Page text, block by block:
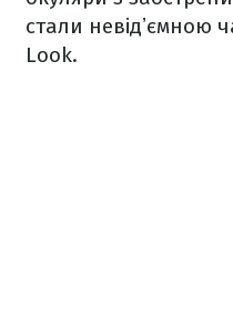
стали невідʼємною
Look.